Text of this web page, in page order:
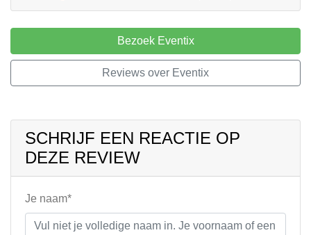
Bezoek Eventix
Reviews over Eventix
SCHRIJF EEN REACTIE OP
DEZE REVIEW
Je naam*